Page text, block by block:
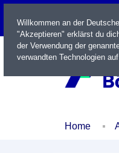
Home
Willkommen an der
"Akzeptieren" erklärst du
der Verwendung der
verwandten Technologien